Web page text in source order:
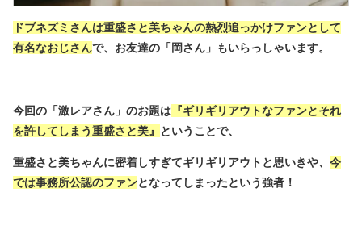
ドブネズミさんは重盛さと美ちゃんの熱烈追っかけファンとして
有名なおじさんで、お友達の「岡さん」もいらっしゃいます。
今回の「激レアさん」のお題は 『ギリギリアウトなファンとそれ
を許してしまう重盛さと美』
ということで、
重盛さと美ちゃんに密着しすぎてギリギリアウトと思いきや、 今
では事務所公認のファンとなってしまったという強者！